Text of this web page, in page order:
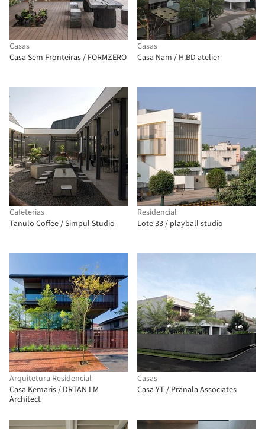
Casas
Casa Sem Fronteiras / FORMZERO
Casas
Casa Nam / H.BD atelier
Cafeterias
Tanulo Coffee / Simpul Studio
Residencial
Lote 33 / playball studio
Arquitetura Residencial
Casa Kemaris / DRTAN LM
Architect
Casas
Casa YT / Pranala Associates